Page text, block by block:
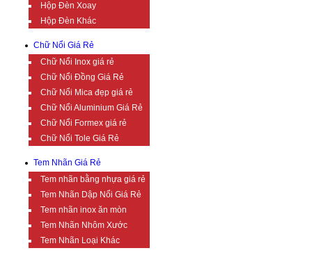
Hộp Đèn Xoay
Hộp Đèn Khác
Chữ Nổi Giá Rẻ
Chữ Nổi Inox giá rẻ
Chữ Nổi Đồng Giá Rẻ
Chữ Nổi Mica đẹp giá rẻ
Chữ Nổi Aluminium Giá Rẻ
Chữ Nổi Formex giá rẻ
Chữ Nổi Tole Giá Rẻ
Tem Nhãn Giá Rẻ
Tem nhãn bằng nhựa giá rẻ
Tem Nhãn Dập Nổi Giá Rẻ
Tem nhãn inox ăn mòn
Tem Nhãn Nhôm Xước
Tem Nhãn Loại Khác